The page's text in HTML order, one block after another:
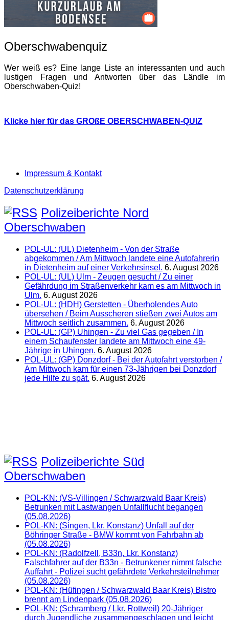
Oberschwabenquiz
Wer weiß es? Eine lange Liste an interessanten und auch
lustigen Fragen und Antworten über das Ländle im
Oberschwaben-Quiz!
Klicke hier für das GROßE OBERSCHWABEN-QUIZ
Impressum & Kontakt
Datenschutzerklärung
Polizeiberichte Nord
Oberschwaben
POL-UL: (UL) Dietenheim - Von der Straße
abgekommen / Am Mittwoch landete eine Autofahrerin
in Dietenheim auf einer Verkehrsinsel. 6. August 2026
POL-UL: (UL) Ulm - Zeugen gesucht / Zu einer
Gefährdung im Straßenverkehr kam es am Mittwoch in
Ulm. 6. August 2026
POL-UL: (HDH) Gerstetten - Überholendes Auto
übersehen / Beim Ausscheren stießen zwei Autos am
Mittwoch seitlich zusammen. 6. August 2026
POL-UL: (GP) Uhingen - Zu viel Gas gegeben / In
einem Schaufenster landete am Mittwoch eine 49-
Jährige in Uhingen. 6. August 2026
POL-UL: (GP) Donzdorf - Bei der Autofahrt verstorben /
Am Mittwoch kam für einen 73-Jährigen bei Donzdorf
jede Hilfe zu spät. 6. August 2026
Polizeiberichte Süd
Oberschwaben
POL-KN: (VS-Villingen / Schwarzwald Baar Kreis)
Betrunken mit Lastwangen Unfallflucht begangen
(05.08.2026)
POL-KN: (Singen, Lkr. Konstanz) Unfall auf der
Böhringer Straße - BMW kommt von Fahrbahn ab
(05.08.2026)
POL-KN: (Radolfzell, B33n, Lkr. Konstanz)
Falschfahrer auf der B33n - Betrunkener nimmt falsche
Auffahrt - Polizei sucht gefährdete Verkehrsteilnehmer
(05.08.2026)
POL-KN: (Hüfingen / Schwarzwald Baar Kreis) Bistro
brennt am Lindenpark (05.08.2026)
POL-KN: (Schramberg / Lkr. Rottweil) 20-Jähriger
durch Jugendliche zusammengeschlagen und leicht